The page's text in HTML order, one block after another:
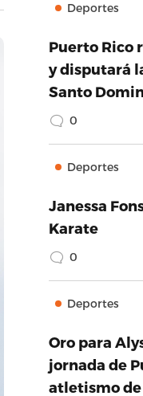
Deportes
Puerto Rico
y disputará
Santo
0
Deportes
Janessa
Karate
0
Deportes
Oro para
jornada de
atletismo de